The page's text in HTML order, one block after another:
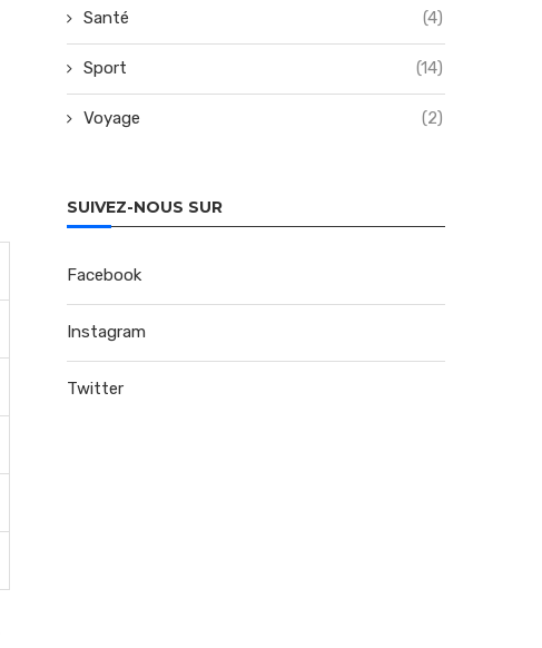
Santé (4)
Sport (14)
Voyage (2)
SUIVEZ-NOUS SUR
Facebook
Instagram
Twitter